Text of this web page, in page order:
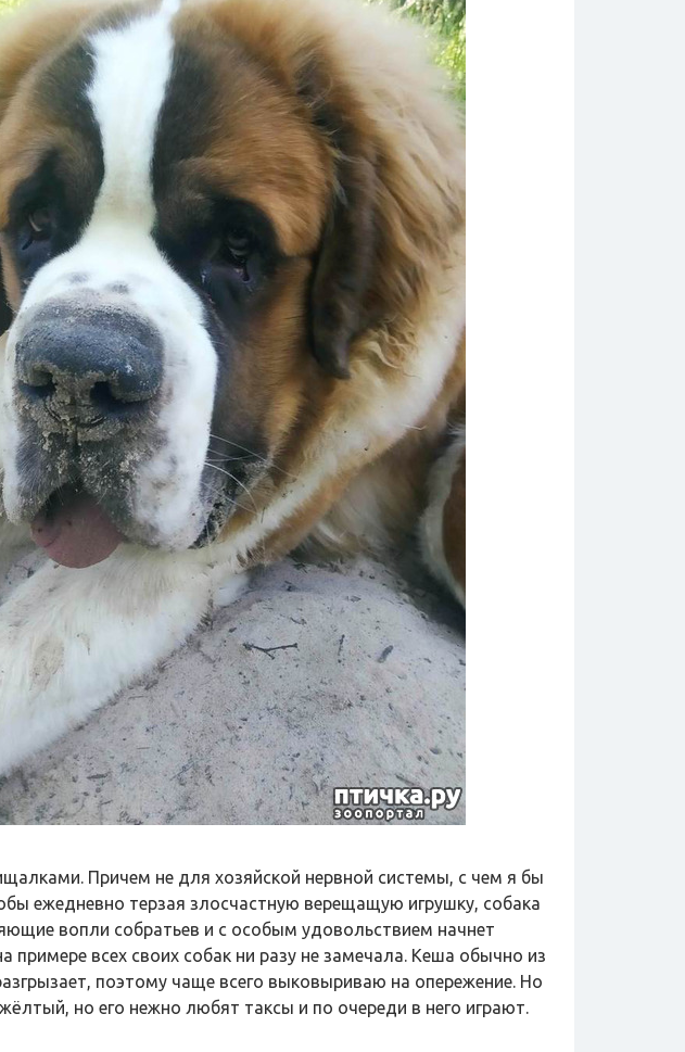
Причем не для хозяйской нервной системы, с чем я бы
ежедневно терзая злосчастную верещащую игрушку, собака
вопли собратьев и с особым удовольствием начнет
примере всех своих собак ни разу не замечала. Кеша обычно из
поэтому чаще всего выковыриваю на опережение. Но
но его нежно любят таксы и по очереди в него играют.